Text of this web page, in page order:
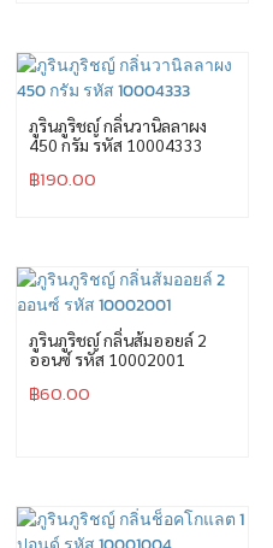
ภูรินภูริชญ์ กลิ่นวานิลลาผง
450 กรัม รหัส 10004333
฿190.00
ภูรินภูริชญ์ กลิ่นส้มออยล์ 2
ออนซ์ รหัส 10002001
฿60.00